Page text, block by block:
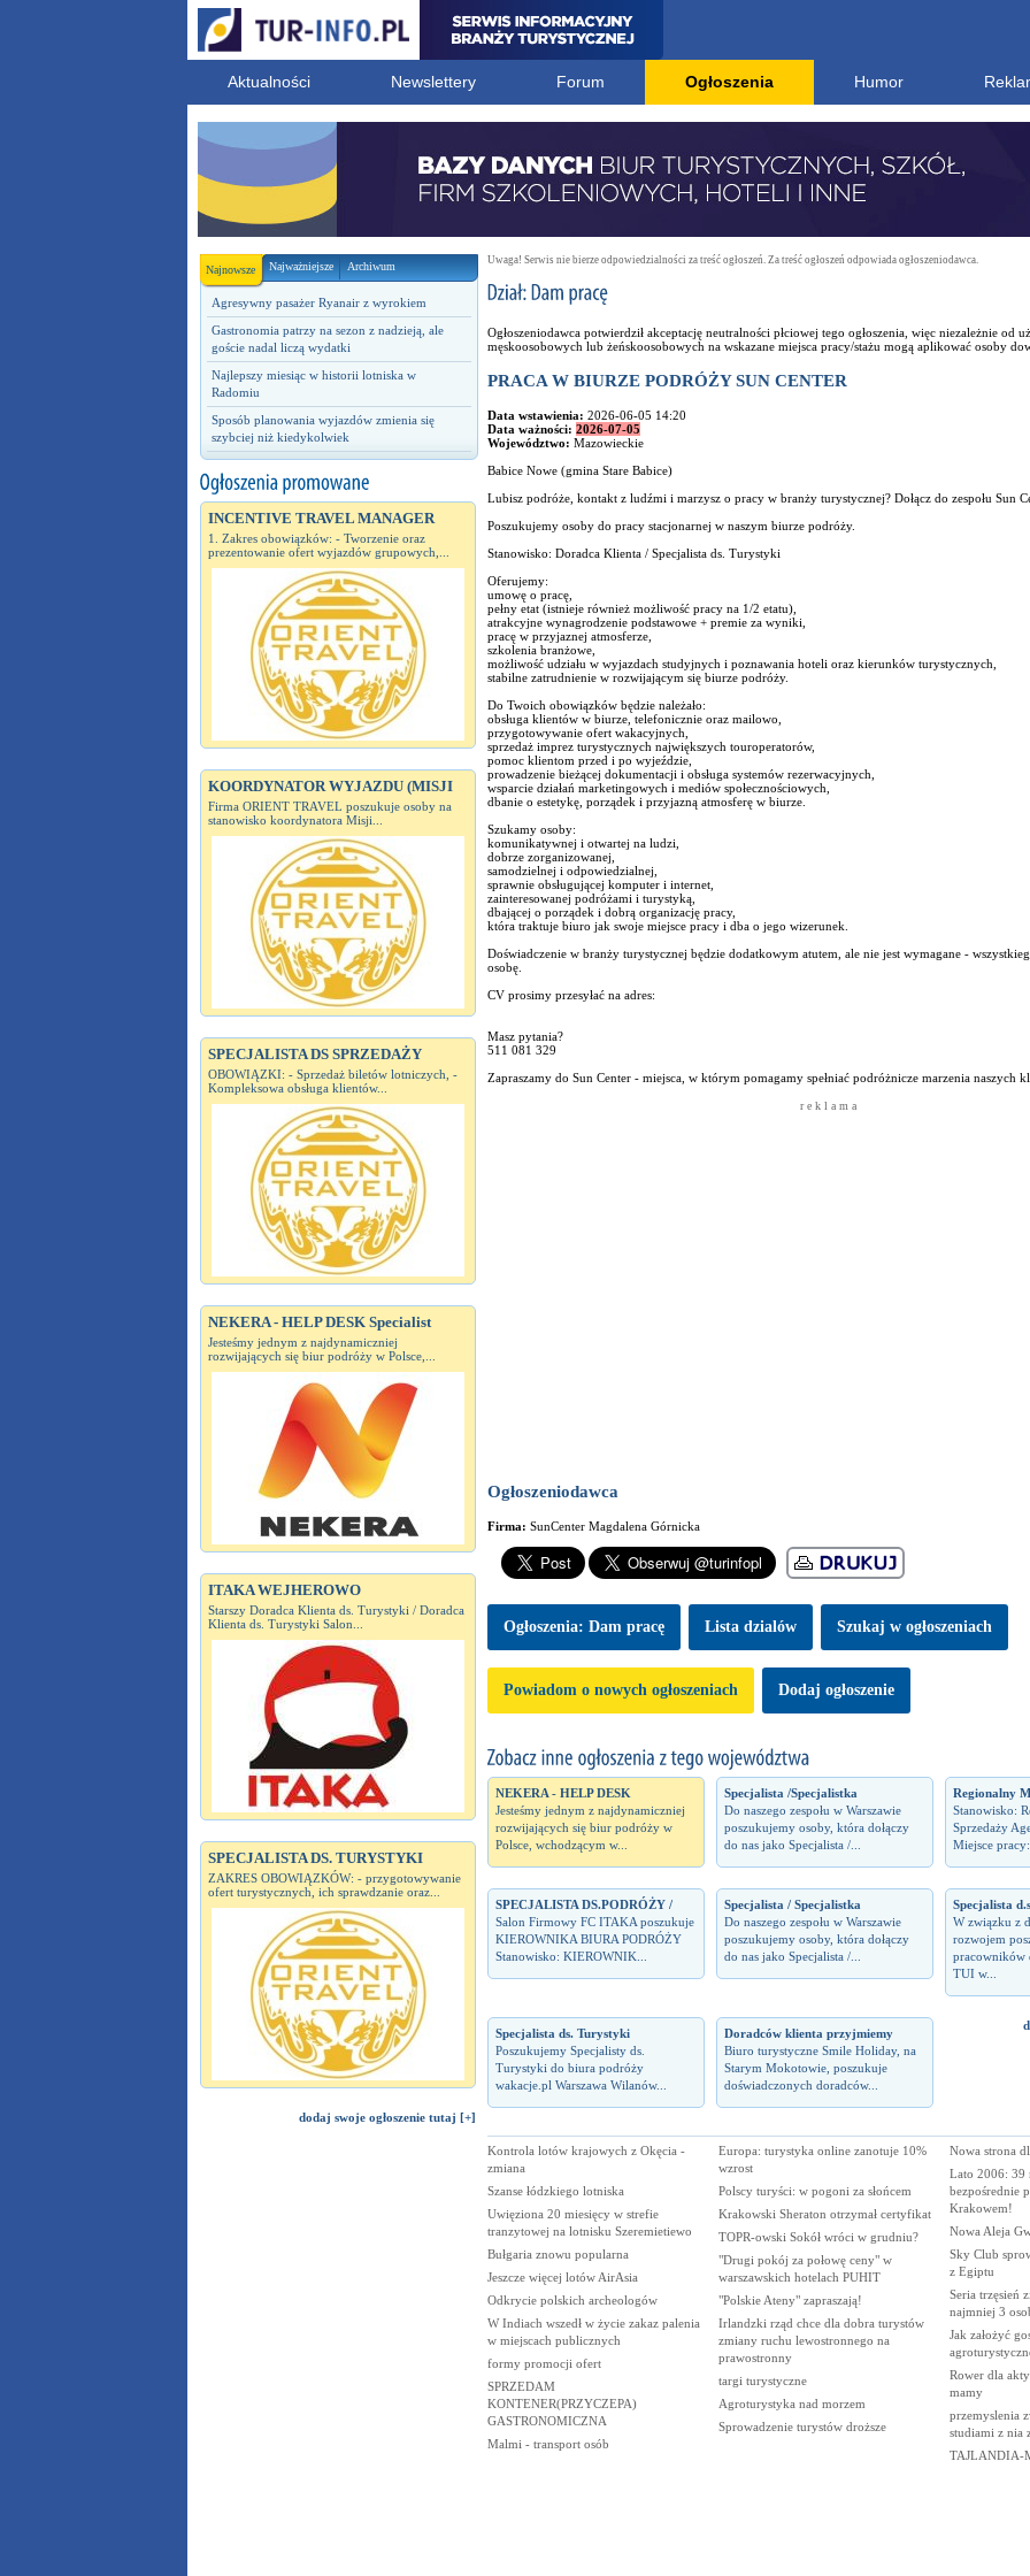
Aktualności Newslettery Forum Ogłoszenia Humor
Najnowsze Najważniejsze Archiwum
Agresywny pasażer Ryanair z wyrokiem
Gastronomia patrzy na sezon z nadzieją, ale
goście nadal liczą wydatki
Najlepszy miesiąc w historii lotniska w
Radomiu
Sposób planowania wyjazdów zmienia się
szybciej niż kiedykolwiek
INCENTIVE TRAVEL MANAGER
1. Zakres obowiązków: - Tworzenie oraz
prezentowanie ofert wyjazdów grupowych,...
KOORDYNATOR WYJAZDU (MISJI
Firma ORIENT TRAVEL poszukuje osoby na
stanowisko koordynatora Misji...
SPECJALISTA DS SPRZEDAŻY
OBOWIĄZKI: - Sprzedaż biletów lotniczych, -
Kompleksowa obsługa klientów...
NEKERA - HELP DESK Specialist
Jesteśmy jednym z najdynamiczniej
rozwijających się biur podróży w Polsce,...
ITAKA WEJHEROWO
Starszy Doradca Klienta ds. Turystyki / Doradca
Klienta ds. Turystyki Salon...
SPECJALISTA DS. TURYSTYKI
ZAKRES OBOWIĄZKÓW: - przygotowywanie
ofert turystycznych, ich sprawdzanie oraz...
dodaj swoje ogłoszenie tutaj [+]
Uwaga! Serwis nie bierze odpowiedzialności za treść ogłoszeń. Za treść ogłoszeń odpowiada ogłoszeniodawca.
Ogłoszeniodawca potwierdził akceptację neutralności płciowej tego ogłoszenia, więc niezależnie od
męskoosobowych lub żeńskoosobowych na wskazane miejsca pracy/stażu mogą aplikować osoby
PRACA W BIURZE PODRÓŻY SUN CENTER
Data wstawienia: 2026-06-05 14:20
Data ważności: 2026-07-05
Województwo: Mazowieckie
Babice Nowe (gmina Stare Babice)
Lubisz podróże, kontakt z ludźmi i marzysz o pracy w branży turystycznej? Dołącz do zespołu Sun
Poszukujemy osoby do pracy stacjonarnej w naszym biurze podróży.
Stanowisko: Doradca Klienta / Specjalista ds. Turystyki
Oferujemy:
umowę o pracę,
pełny etat (istnieje również możliwość pracy na 1/2 etatu),
atrakcyjne wynagrodzenie podstawowe + premie za wyniki,
pracę w przyjaznej atmosferze,
szkolenia branżowe,
możliwość udziału w wyjazdach studyjnych i poznawania hoteli oraz kierunków turystycznych,
stabilne zatrudnienie w rozwijającym się biurze podróży.
Do Twoich obowiązków będzie należało:
obsługa klientów w biurze, telefonicznie oraz mailowo,
przygotowywanie ofert wakacyjnych,
sprzedaż imprez turystycznych największych touroperatorów,
pomoc klientom przed i po wyjeździe,
prowadzenie bieżącej dokumentacji i obsługa systemów rezerwacyjnych,
wsparcie działań marketingowych i mediów społecznościowych,
dbanie o estetykę, porządek i przyjazną atmosferę w biurze.
Szukamy osoby:
komunikatywnej i otwartej na ludzi,
dobrze zorganizowanej,
samodzielnej i odpowiedzialnej,
sprawnie obsługującej komputer i internet,
zainteresowanej podróżami i turystyką,
dbającej o porządek i dobrą organizację pracy,
która traktuje biuro jak swoje miejsce pracy i dba o jego wizerunek.
Doświadczenie w branży turystycznej będzie dodatkowym atutem, ale nie jest wymagane -
osobę.
CV prosimy przesyłać na adres:
Masz pytania?
511 081 329
Zapraszamy do Sun Center - miejsca, w którym pomagamy spełniać podróżnicze marzenia naszych
r e k l a m a
Ogłoszeniodawca
Firma: SunCenter Magdalena Górnicka
Ogłoszenia: Dam pracę Lista dzialów Szukaj w ogłoszeniach
Powiadom o nowych ogłoszeniach Dodaj ogłoszenie
NEKERA - HELP DESK
Jesteśmy jednym z najdynamiczniej
rozwijających się biur podróży w
Polsce, wchodzącym w...
Specjalista /Specjalistka
Do naszego zespołu w Warszawie
poszukujemy osoby, która dołączy
do nas jako Specjalista /...
Regionalny
Stanowisko:
Sprzedaży
Miejsce pracy:
SPECJALISTA DS.PODRÓŻY /
Salon Firmowy FC ITAKA poszukuje
KIEROWNIKA BIURA PODRÓŻY
Stanowisko: KIEROWNIK...
Specjalista / Specjalistka
Do naszego zespołu w Warszawie
poszukujemy osoby, która dołączy
do nas jako Specjalista /...
Specjalista
W związku z
rozwojem
pracowników
TUI w...
Specjalista ds. Turystyki
Poszukujemy Specjalisty ds.
Turystyki do biura podróży
wakacje.pl Warszawa Wilanów...
Doradców klienta przyjmiemy
Biuro turystyczne Smile Holiday, na
Starym Mokotowie, poszukuje
doświadczonych doradców...
Kontrola lotów krajowych z Okęcia -
zmiana
Szanse łódzkiego lotniska
Uwięziona 20 miesięcy w strefie
tranzytowej na lotnisku Szeremietiewo
Bułgaria znowu popularna
Jeszcze więcej lotów AirAsia
Odkrycie polskich archeologów
W Indiach wszedł w życie zakaz palenia
w miejscach publicznych
formy promocji ofert
SPRZEDAM
KONTENER(PRZYCZEPA)
GASTRONOMICZNA
Malmi - transport osób
Europa: turystyka online zanotuje 10%
wzrost
Polscy turyści: w pogoni za słońcem
Krakowski Sheraton otrzymał certyfikat
TOPR-owski Sokół wróci w grudniu?
"Drugi pokój za połowę ceny" w
warszawskich hotelach PUHIT
"Polskie Ateny" zapraszają!
Irlandzki rząd chce dla dobra turystów
zmiany ruchu lewostronnego na
prawostronny
targi turystyczne
Agroturystyka nad morzem
Sprowadzenie turystów droższe
Nowa strona
Lato 2006: 39
bezpośrednie
Krakowem!
Nowa Aleja
Sky Club
z Egiptu
Seria trzęsień
najmniej 3
Jak założyć
Rower dla
mamy
przemyslenia
studiami z nia
TAJLANDIA-